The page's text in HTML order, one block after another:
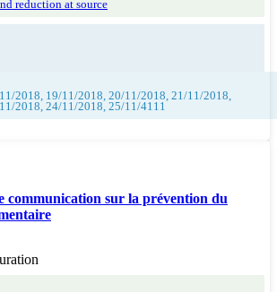
reduction at source
2018, 19/11/2018, 20/11/2018, 21/11/2018,
2018, 24/11/2018, 25/11/4111
communication sur la prévention du